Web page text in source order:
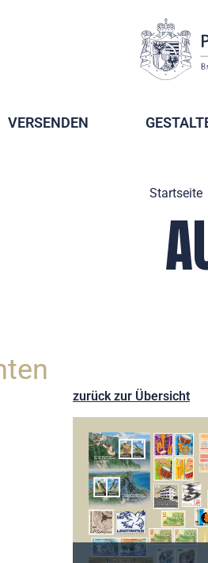
VERSENDEN
Startseite
zurück zur Übersicht